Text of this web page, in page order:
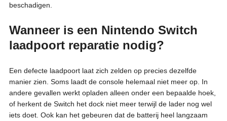
beschadigen.
Wanneer is een Nintendo Switch
laadpoort reparatie nodig?
Een defecte laadpoort laat zich zelden op precies dezelfde
manier zien. Soms laadt de console helemaal niet meer op. In
andere gevallen werkt opladen alleen onder een bepaalde hoek,
of herkent de Switch het dock niet meer terwijl de lader nog wel
iets doet. Ook kan het gebeuren dat de batterij heel langzaam